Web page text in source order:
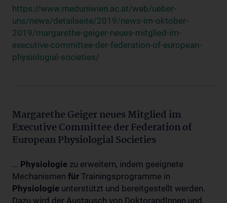
https://www.meduniwien.ac.at/web/ueber-
uns/news/detailseite/2019/news-im-oktober-
2019/margarethe-geiger-neues-mitglied-im-
executive-committee-der-federation-of-european-
physiologial-societies/
Margarethe Geiger neues Mitglied im
Executive Committee der Federation of
European Physiologial Societies
... Physiologie zu erweitern, indem geeignete
Mechanismen für Trainingsprogramme in
Physiologie unterstützt und bereitgestellt werden.
Dazu wird der Austausch von DoktorandInnen und